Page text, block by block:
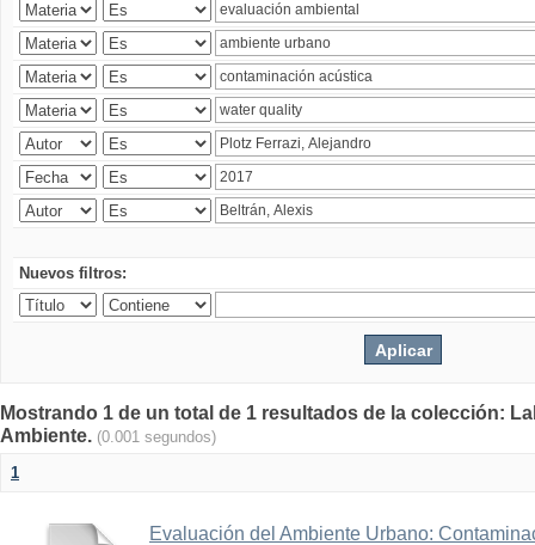
Nuevos filtros:
Mostrando 1 de un total de 1 resultados de la colección:
Ambiente. (0.001 segundos)
1
Evaluación del Ambiente Urbano: